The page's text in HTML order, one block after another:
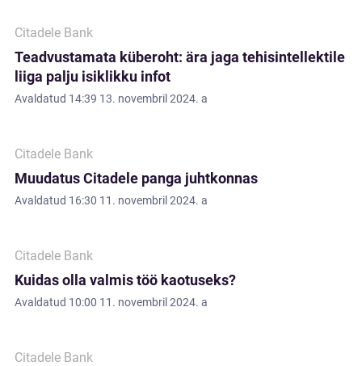
Citadele Bank
Teadvustamata küberoht: ära jaga tehisintellektile
liiga palju isiklikku infot
Avaldatud 14:39 13. novembril 2024. a
Citadele Bank
Muudatus Citadele panga juhtkonnas
Avaldatud 16:30 11. novembril 2024. a
Citadele Bank
Kuidas olla valmis töö kaotuseks?
Avaldatud 10:00 11. novembril 2024. a
Citadele Bank